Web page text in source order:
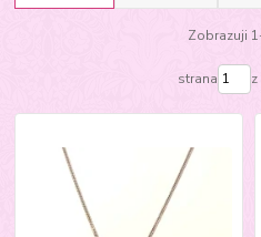
Zobrazuji
strana z